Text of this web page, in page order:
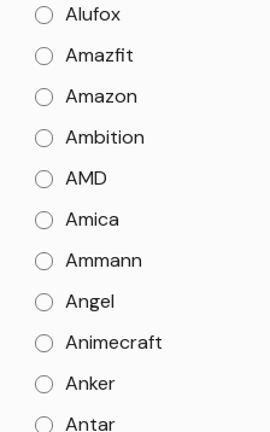
Alufox
Amazfit
Amazon
Ambition
AMD
Amica
Ammann
Angel
Animecraft
Anker
Antar